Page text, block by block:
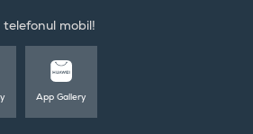
mobil!
App Gallery